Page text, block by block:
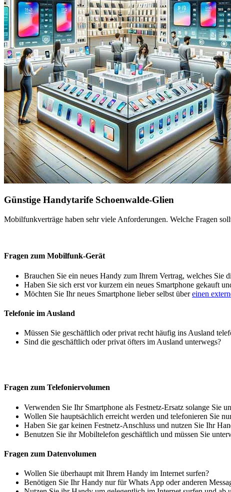
Günstige Handytarife Schoenwalde-Glien
Mobilfunkverträge haben sehr viele Anforderungen. Welche Fragen
Fragen zum Mobilfunk-Gerät
Brauchen Sie ein neues Handy zum Ihrem Vertrag, welches Sie
Haben Sie sich erst vor kurzem ein neues Smartphone gekauft
Möchten Sie Ihr neues Smartphone lieber selbst übereinen
Telefonie im Ausland
Müssen Sie geschäftlich oder privat recht häufig ins Ausland
Sind die geschäftlich oder privat öfters im Ausland unterwegs?
Fragen zum Telefoniervolumen
Verwenden Sie Ihr Smartphone als Festnetz-Ersatz solange Sie
Wollen Sie hauptsächlich erreicht werden und telefonieren Sie
Haben Sie gar keinen Festnetz-Anschluss und nutzen Sie Ihr
Benutzen Sie ihr Mobiltelefon geschäftlich und müssen Sie
Fragen zum Datenvolumen
Wollen Sie überhaupt mit Ihrem Handy im Internet surfen?
Benötigen Sie Ihr Handy nur für Whats App oder anderen